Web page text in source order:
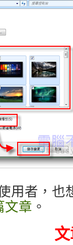
用者，也
文章 。